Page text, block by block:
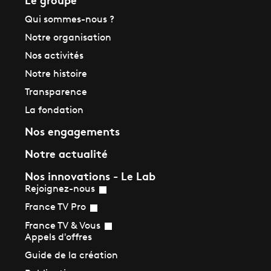
Qui sommes-nous ?
Notre organisation
Nos activités
Notre histoire
Transparence
La fondation
Nos engagements
Notre actualité
Nos innovations - Le Lab
Rejoignez-nous
France TV Pro
France TV & Vous
Appels d'offres
Guide de la création